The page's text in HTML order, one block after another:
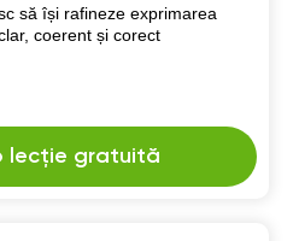
să își rafineze exprimarea
coerent și corect
lecție gratuită